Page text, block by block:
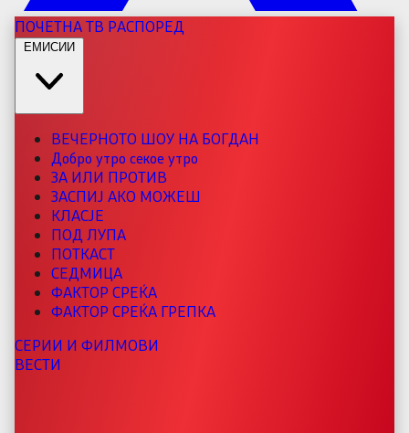
ПОЧЕТНАТВ РАСПОРЕД
ЕМИСИИ
ВЕЧЕРНОТО ШОУ НА БОГДАН
Добро утро секое утро
ЗА ИЛИ ПРОТИВ
ЗАСПИЈ АКО МОЖЕШ
КЛАСЈЕ
ПОД ЛУПА
ПОТКАСТ
СЕДМИЦА
ФАКТОР СРЕЌА
ФАКТОР СРЕЌА ГРЕПКА
СЕРИИ И ФИЛМОВИ
ВЕСТИ